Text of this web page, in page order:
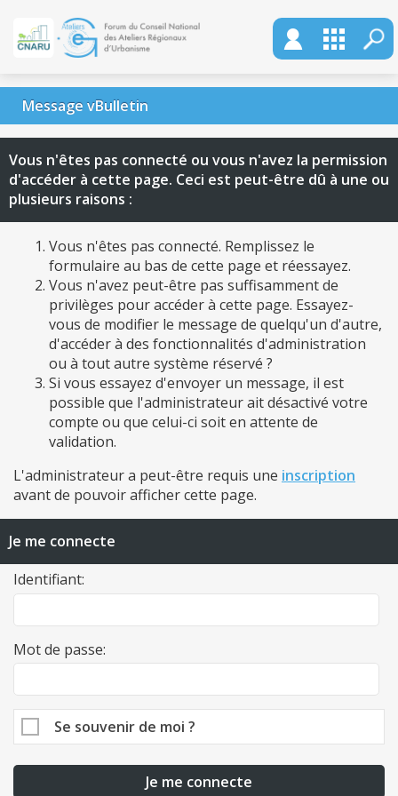
Message vBulletin
Vous n'êtes pas connecté ou vous n'avez la permission
d'accéder à cette page. Ceci est peut-être dû à une ou
plusieurs raisons :
Vous n'êtes pas connecté. Remplissez le
formulaire au bas de cette page et réessayez.
Vous n'avez peut-être pas suffisamment de
privilèges pour accéder à cette page. Essayez-
vous de modifier le message de quelqu'un d'autre,
d'accéder à des fonctionnalités d'administration
ou à tout autre système réservé ?
Si vous essayez d'envoyer un message, il est
possible que l'administrateur ait désactivé votre
compte ou que celui-ci soit en attente de
validation.
L'administrateur a peut-être requis une inscription
avant de pouvoir afficher cette page.
Je me connecte
Identifiant:
Mot de passe:
Se souvenir de moi ?
Je me connecte